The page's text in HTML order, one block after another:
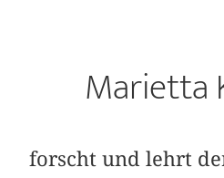
Marietta
forscht und lehrt